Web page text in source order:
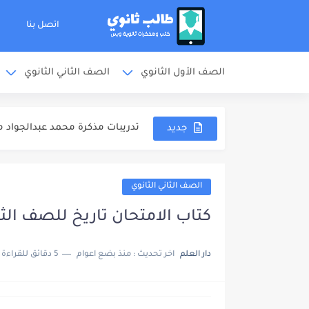
اتصل بنا
الصف الأول الثانوي الصف الثاني الثانوي
جديد
ملخص المنهج مذكرة محمد
تدريبات مذكرة محمد عبدالجواد
مذكرة خالد صقر مراجعة نهائية
مذكرة الامتحانات خالد صقر
الصف الثاني الثانوي
كتاب الامتحان تاريخ للصف الثاني
دار العلم اخر تحديث : منذ بضع اعوام 5 دقائق للقراءة